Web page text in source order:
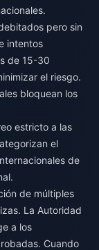
pero sin
intentos
de 15-30
el riesgo.
bloquean los
estricto a las
el
de
de múltiples
La Autoridad
a los
Cuando